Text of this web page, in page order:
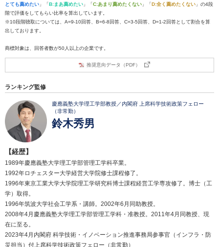
とても薦めたい 」「B:まあ薦めたい 」「C:あまり薦めたくない 」「D:全く薦めたくない 」の4段
階で評価をしてもらい比率を算出しています。
※10段階聴取については、A=9-10回答、B=6-8回答、C=3-5回答、D=1-2回答として割合を算
出しております。
商標対象は、回答者数が50人以上の企業です。
推奨意向データ（PDF）
ランキング監修
慶應義塾大学理工学部教授／内閣府 上席科学技術政策フェロー
（非常勤）
鈴木秀男
【経歴】
1989年慶應義塾大学理工学部管理工学科卒業。
1992年ロチェスター大学経営大学院修士課程修了。
1996年東京工業大学大学院理工学研究科博士課程経営工学専攻修了。博士（工
学）取得。
1996年筑波大学社会工学系・講師。2002年6月同助教授。
2008年4月慶應義塾大学理工学部管理工学科・准教授。2011年4月同教授、現
在に至る。
2023年4月内閣府 科学技術・イノベーション推進事務局参事官（インフラ・防
災担当）付上席科学技術政策フェロー（非常勤）